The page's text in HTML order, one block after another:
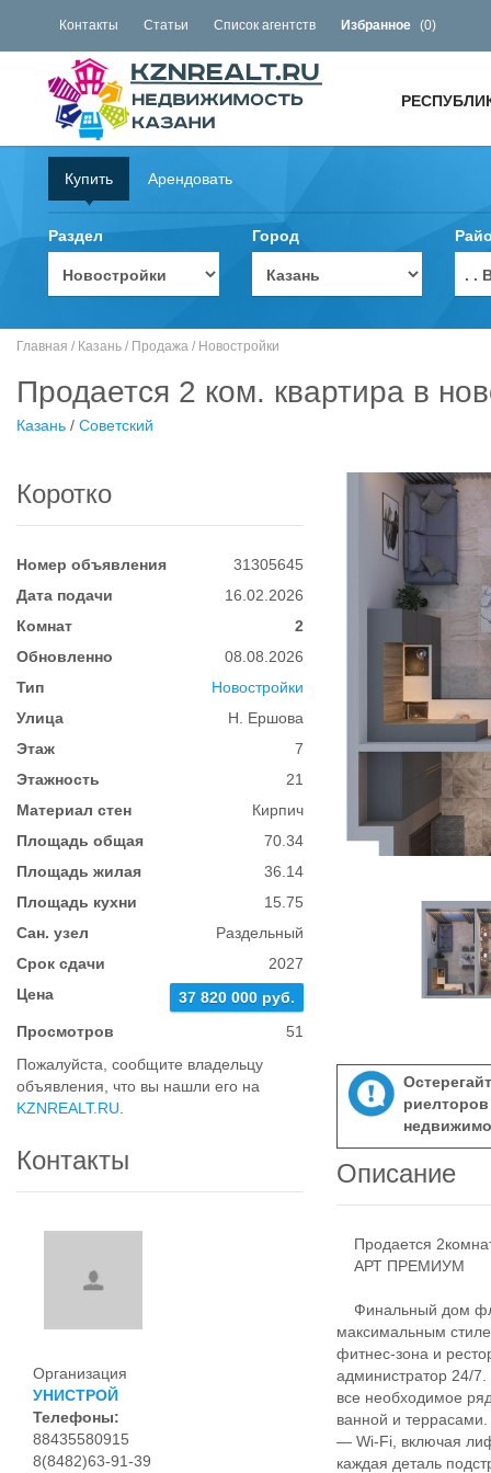
Контакты Статьи Список агентств Избранное (0)
Купить Арендовать
Раздел Город
. .
Главная / Казань / Продажа / Новостройки
Продается 2 ком. квартира в
Казань / Советский
Коротко
Номер объявления
31305645
Дата подачи
16.02.2026
Комнат
2
Обновленно
08.08.2026
Тип
Новостройки
Улица
Н. Ершова
Этаж
7
Этажность
21
Материал стен
Кирпич
Площадь общая
70.34
Площадь жилая
36.14
Площадь кухни
15.75
Сан. узел
Раздельный
Срок сдачи
2027
Цена
37 820 000 руб.
Просмотров
51
Пожалуйста, сообщите владельцу
объявления, что вы нашли его на
KZNREALT.RU
Контакты
Организация
УНИСТРОЙ
Телефоны:
88435580915
8(8482)63-91-39
Описание
Продается
АРТ ПРЕМИУМ
Финальный дом
максимальным
фитнес-зона и
администратор 24/
все необходимое
ванной и
— Wi-Fi, включая
каждая деталь